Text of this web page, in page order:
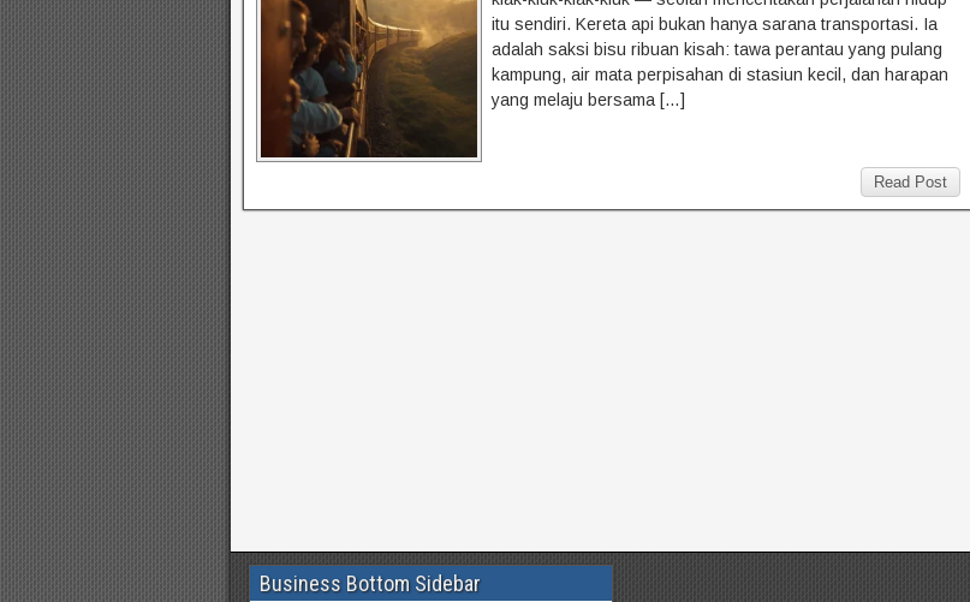
itu sendiri. Kereta api bukan hanya sarana transportasi. Ia
adalah saksi bisu ribuan kisah: tawa perantau yang pulang
kampung, air mata perpisahan di stasiun kecil, dan harapan
yang melaju bersama […]
Read Post
Business Bottom Sidebar